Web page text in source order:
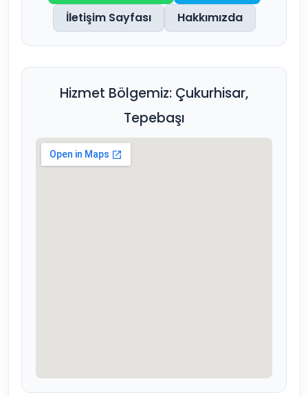
İletişim Sayfası
Hakkımızda
Hizmet Bölgemiz: Çukurhisar,
Tepebaşı